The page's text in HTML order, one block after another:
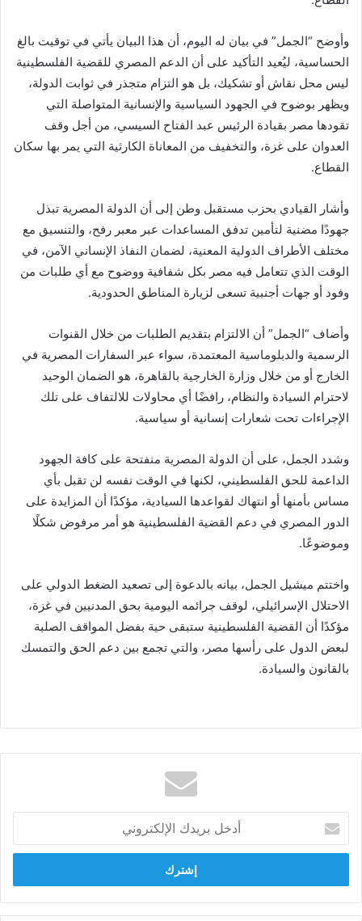
وأوضح “الجمل” في بيان له اليوم، أن هذا البيان يأتي في توقيت بالغ
الحساسية، ليُعيد التأكيد على أن الدعم المصري للقضية الفلسطينية
ليس محل نقاش أو تشكيك، بل هو التزام متجذر في ثوابت الدولة،
ويظهر بوضوح في الجهود السياسية والإنسانية المتواصلة التي
تقودها مصر بقيادة الرئيس عبد الفتاح السيسي، من أجل وقف
العدوان على غزة، والتخفيف من المعاناة الكارثية التي يمر بها سكان
القطاع.
وأشار القيادي بحزب مستقبل وطن إلى أن الدولة المصرية تبذل
جهودًا مضنية لتأمين تدفق المساعدات عبر معبر رفح، والتنسيق مع
مختلف الأطراف الدولية المعنية، لضمان النفاذ الإنساني الآمن، في
الوقت الذي تتعامل فيه مصر بكل شفافية ووضوح مع أي طلبات من
وفود أو جهات أجنبية تسعى لزيارة المناطق الحدودية.
وأضاف “الجمل” أن الالتزام بتقديم الطلبات من خلال القنوات
الرسمية والدبلوماسية المعتمدة، سواء عبر السفارات المصرية في
الخارج أو من خلال وزارة الخارجية بالقاهرة، هو الضمان الوحيد
لاحترام السيادة والنظام، رافضًا أي محاولات للالتفاف على تلك
الإجراءات تحت شعارات إنسانية أو سياسية.
وشدد الجمل، على أن الدولة المصرية منفتحة على كافة الجهود
الداعمة للحق الفلسطيني، لكنها في الوقت نفسه لن تقبل بأي
مساس بأمنها أو انتهاك لقواعدها السيادية، مؤكدًا أن المزايدة على
الدور المصري في دعم القضية الفلسطينية هو أمر مرفوض شكلًا
وموضوعًا.
واختتم ميشيل الجمل، بيانه بالدعوة إلى تصعيد الضغط الدولي على
الاحتلال الإسرائيلي، لوقف جرائمه اليومية بحق المدنيين في غزة،
مؤكدًا أن القضية الفلسطينية ستبقى حية بفضل المواقف الصلبة
لبعض الدول على رأسها مصر، والتي تجمع بين دعم الحق والتمسك
بالقانون والسيادة.
بريدك
الإلكتروني